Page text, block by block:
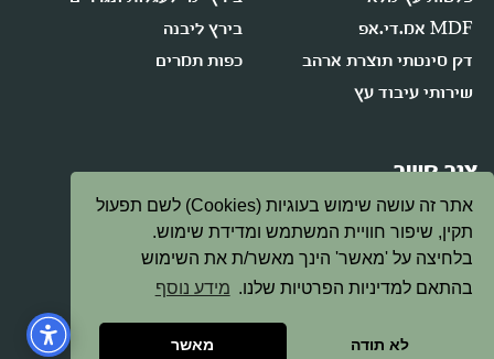
אתר זה עושה שימוש בעוגיות (Cookies) לשם תפעול
תקין, שיפור חוויית המשתמש ומדידת שימוש.
בלחיצה על 'מאשר' הינך מאשר/ת את השימוש
בהתאם למדיניות הפרטיות שלנו. מידע נוסף
לא תודה מאשר
MDF אמ.די.אפ
בירץ ליבנה
דק סינטתי תוצרת ארהב
כפות תמרים
שירותי עיבוד עץ
צור קשר
08-9472378